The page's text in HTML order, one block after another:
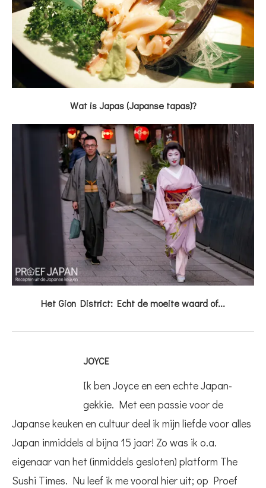
Wat is Japas (Japanse tapas)?
Het Gion District: Echt de moeite waard of...
JOYCE
Ik ben Joyce en een echte Japan-
gekkie. Met een passie voor de
Japanse keuken en cultuur deel ik mijn liefde voor alles
Japan inmiddels al bijna 15 jaar! Zo was ik o.a.
eigenaar van het (inmiddels gesloten) platform The
Sushi Times. Nu leef ik me vooral hier uit; op Proef